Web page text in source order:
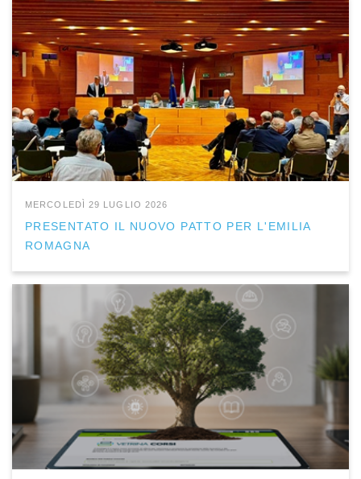
MERCOLEDÌ 29 LUGLIO 2026
PRESENTATO IL NUOVO PATTO PER L'EMILIA
ROMAGNA